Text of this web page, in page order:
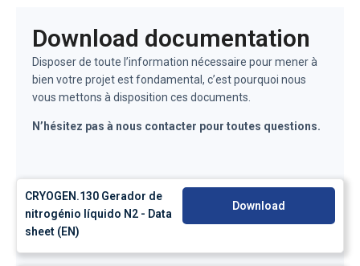
Download documentation
Disposer de toute l’information nécessaire pour mener à
bien votre projet est fondamental, c’est pourquoi nous
vous mettons à disposition ces documents.
N’hésitez pas à nous contacter pour toutes questions.
CRYOGEN.130 Gerador de
nitrogénio líquido N2 - Data
sheet (EN)
Download